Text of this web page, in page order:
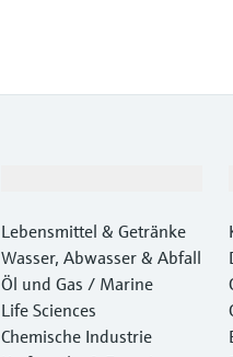
Lebensmittel & Getränke
Wasser, Abwasser & Abfall
Öl und Gas / Marine
Life Sciences
Chemische Industrie